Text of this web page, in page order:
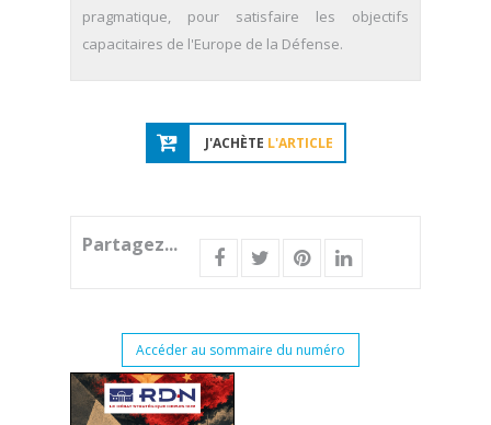
pragmatique, pour satisfaire les objectifs
capacitaires de l'Europe de la Défense.
J'ACHÈTE L'ARTICLE
Partagez...
Accéder au sommaire du numéro